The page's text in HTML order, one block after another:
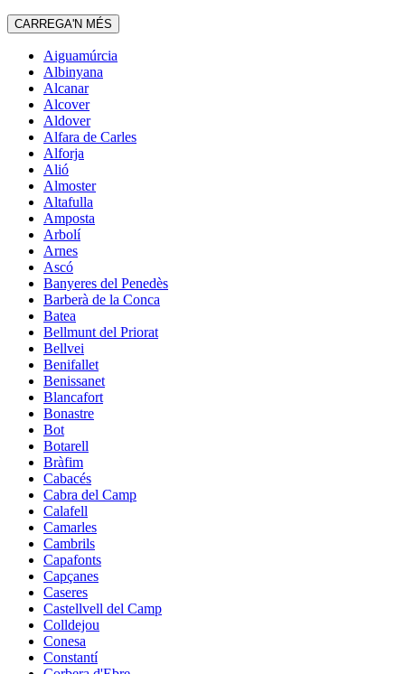
CARREGA'N MÉS
Aiguamúrcia
Albinyana
Alcanar
Alcover
Aldover
Alfara de Carles
Alforja
Alió
Almoster
Altafulla
Amposta
Arbolí
Arnes
Ascó
Banyeres del Penedès
Barberà de la Conca
Batea
Bellmunt del Priorat
Bellvei
Benifallet
Benissanet
Blancafort
Bonastre
Bot
Botarell
Bràfim
Cabacés
Cabra del Camp
Calafell
Camarles
Cambrils
Capafonts
Capçanes
Caseres
Castellvell del Camp
Colldejou
Conesa
Constantí